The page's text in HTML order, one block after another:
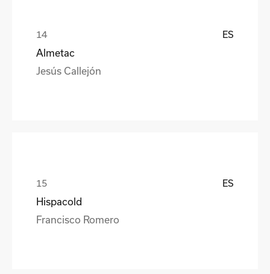
ES
Almetac
Jesús Callejón
ES
Hispacold
Francisco Romero